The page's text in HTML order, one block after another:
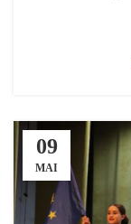
09
MAI